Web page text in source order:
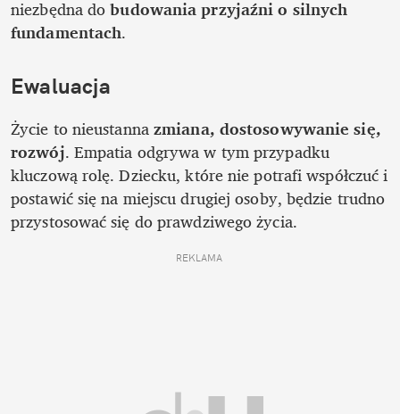
niezbędna do budowania przyjaźni o silnych
fundamentach.
Ewaluacja
Życie to nieustanna zmiana, dostosowywanie się,
rozwój. Empatia odgrywa w tym przypadku
kluczową rolę. Dziecku, które nie potrafi współczuć i
postawić się na miejscu drugiej osoby, będzie trudno
przystosować się do prawdziwego życia.
REKLAMA